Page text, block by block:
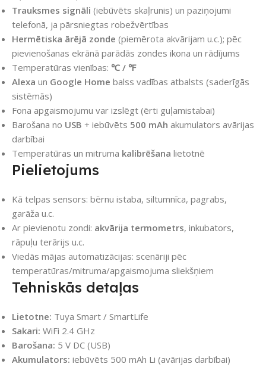
Trauksmes signāli (iebūvēts skaļrunis) un paziņojumi
telefonā, ja pārsniegtas robežvērtības
Hermētiska ārējā zonde (piemērota akvārijam u.c.); pēc
pievienošanas ekrānā parādās zondes ikona un rādījums
Temperatūras vienības: ℃ / ℉
Alexa un Google Home balss vadības atbalsts (saderīgās
sistēmās)
Fona apgaismojumu var izslēgt (ērti guļamistabai)
Barošana no USB + iebūvēts 500 mAh akumulators avārijas
darbībai
Temperatūras un mitruma kalibrēšana lietotnē
Pielietojums
Kā telpas sensors: bērnu istaba, siltumnīca, pagrabs,
garāža u.c.
Ar pievienotu zondi: akvārija termometrs, inkubators,
rāpuļu terārijs u.c.
Viedās mājas automatizācijas: scenāriji pēc
temperatūras/mitruma/apgaismojuma sliekšņiem
Tehniskās detaļas
Lietotne: Tuya Smart / SmartLife
Sakari: WiFi 2.4 GHz
Barošana: 5 V DC (USB)
Akumulators: iebūvēts 500 mAh Li (avārijas darbībai)